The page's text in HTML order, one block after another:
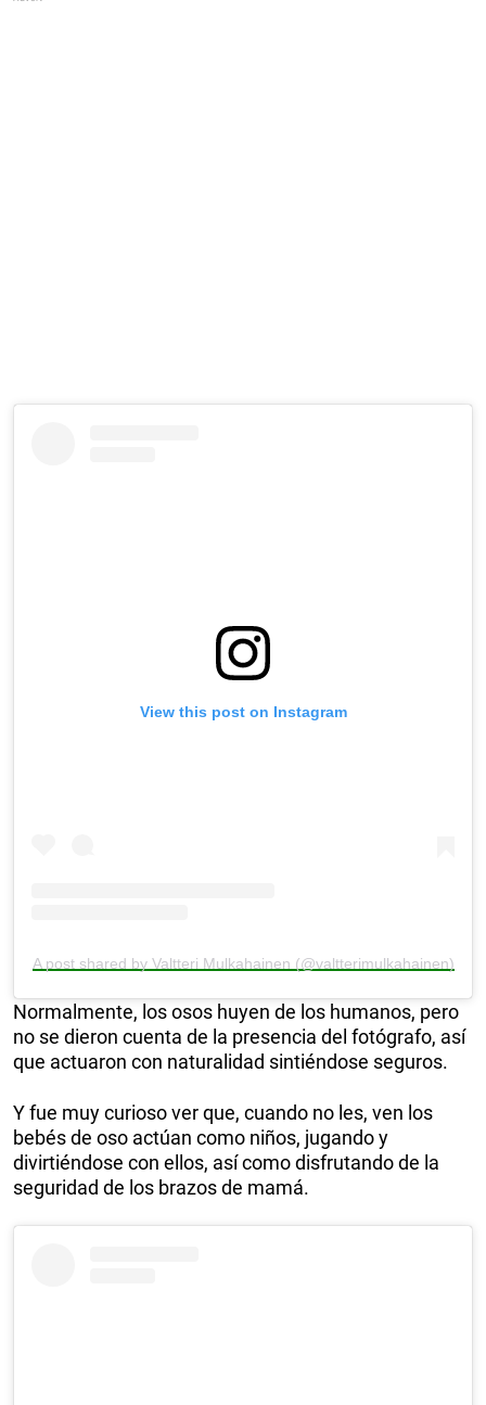
View this post on Instagram
A post shared by Valtteri Mulkahainen (@valtterimulkahainen)
Normalmente, los osos huyen de los humanos, pero
no se dieron cuenta de la presencia del fotógrafo, así
que actuaron con naturalidad sintiéndose seguros.
Y fue muy curioso ver que, cuando no les, ven los
bebés de oso actúan como niños, jugando y
divirtiéndose con ellos, así como disfrutando de la
seguridad de los brazos de mamá.